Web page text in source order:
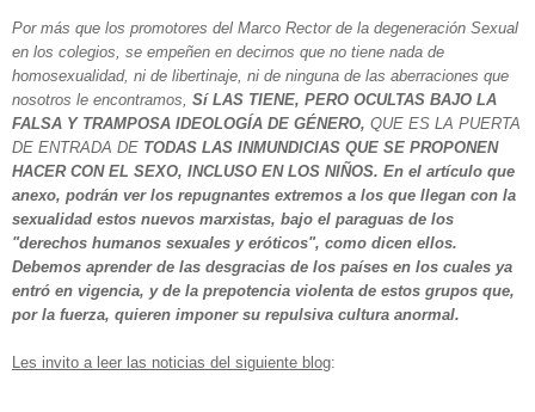
Por más que los promotores del Marco Rector de la degeneración Sexual
en los colegios, se empeñen en decirnos que no tiene nada de
homosexualidad, ni de libertinaje, ni de ninguna de las aberraciones que
nosotros le encontramos, Sí LAS TIENE, PERO OCULTAS BAJO LA
FALSA Y TRAMPOSA IDEOLOGÍA DE GÉNERO, QUE ES LA PUERTA
DE ENTRADA DE TODAS LAS INMUNDICIAS QUE SE PROPONEN
HACER CON EL SEXO, INCLUSO EN LOS NIÑOS. En el artículo que
anexo, podrán ver los repugnantes extremos a los que llegan con la
sexualidad estos nuevos marxistas, bajo el paraguas de los
"derechos humanos sexuales y eróticos", como dicen ellos.
Debemos aprender de las desgracias de los países en los cuales ya
entró en vigencia, y de la prepotencia violenta de estos grupos que,
por la fuerza, quieren imponer su repulsiva cultura anormal.
Les invito a leer las noticias del siguiente blog: